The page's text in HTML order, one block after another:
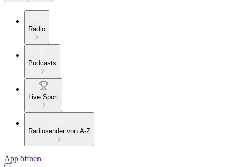
Radio
Podcasts
Live Sport
Radiosender von A-Z
App öffnen